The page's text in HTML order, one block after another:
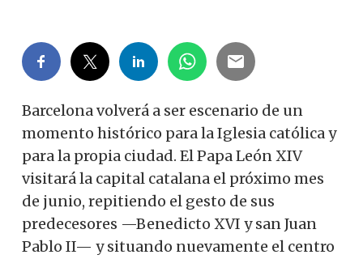
Barcelona volverá a ser escenario de un
momento histórico para la Iglesia católica y
para la propia ciudad. El Papa León XIV
visitará la capital catalana el próximo mes
de junio, repitiendo el gesto de sus
predecesores —Benedicto XVI y san Juan
Pablo II— y situando nuevamente el centro